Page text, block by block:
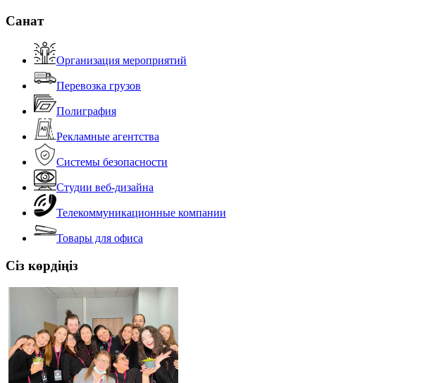
Санат
Организация мероприятий
Перевозка грузов
Полиграфия
Рекламные агентства
Системы безопасности
Студии веб-дизайна
Телекоммуникационные компании
Товары для офиса
Сіз көрдіңіз